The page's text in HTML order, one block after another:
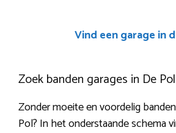
Vind een garage in
Zoek banden garages in De Pol
Zonder moeite en voordelig
Pol? In het onderstaande schema